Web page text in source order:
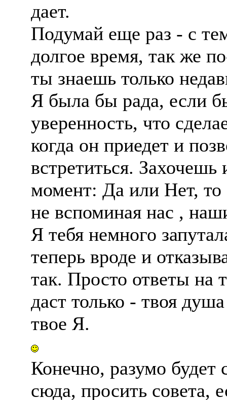
дает.
Подумай еще раз - с
долгое время, так же
ты знаешь только
Я была бы рада, если
уверенность, что
когда он приедет и
встретиться.
момент: Да или Нет, то
не вспоминая нас ,
Я тебя немного
теперь вроде и
так. Просто ответы на
даст только - твоя
твое Я.
Конечно, разумо будет
сюда, просить совета,